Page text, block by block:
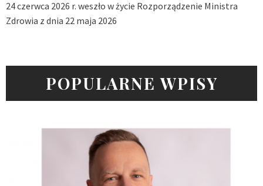
24 czerwca 2026 r. weszło w życie Rozporządzenie Ministra
Zdrowia z dnia 22 maja 2026
POPULARNE WPISY